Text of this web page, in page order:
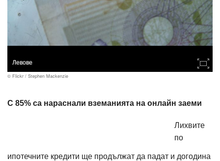
Левове
© Flickr / Stephen Mackenzie
С 85% са нараснали вземанията на онлайн заеми
Лихвите
по
ипотечните кредити ще продължат да падат и догодина